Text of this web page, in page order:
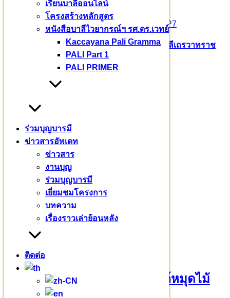
เรียนบาลีออนไลน์
โครงสร้างหลักสูตร
หนังสือบาลีไวยากรณ์ฯ รศ.ดร.เวทย์
Kaccayana Pali Gramma
PALI Part 1
PALI PRIMER
ร่วมบุญบารมี
ข่าวสารอัพเดท
ข่าวสาร
งานบุญ
ร่วมบุญบารมี
เยี่ยมชมโครงการ
บทความ
เรื่องราวเล่าย้อนหลัง
ติดต่อ
ป้ายชื่อทางเข้ามหาวชิราลงกรณ
https://goo.gl/maps/Gvg6QCLbeALD7huP7
บาลีเถรวาท มหาวชิราลงกรณ​บาลี​เถรวาท​ราช​
สามเณรสีหะ
หมวดหมู่
ข่าวสาร
งานบุญ
(18)
บทความ (80)
พระมหากรุณาธิคุณ
เยี่ยมชมโครงการ
(32)
เรียนบาลี
(3)
บทความอื่นๆ
ขออนุโมทนาบุญเจ้าภาพอุปถัมภ์หมุดไม้